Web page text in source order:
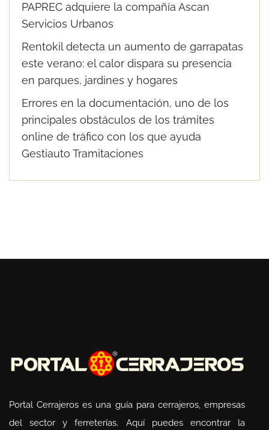
PAPREC adquiere la compañía Ascan
Servicios Urbanos
Rentokil detecta un aumento de garrapatas
este verano: el calor dispara su presencia
en parques, jardines y hogares
Errores en la documentación, uno de los
principales obstáculos de los trámites
online de tráfico con los que ayuda
Gestiauto Tramitaciones
Portal Cerrajeros es una guía para cerrajeros, empresas
del sector y ferreterías. Aquí puedes encontrar la